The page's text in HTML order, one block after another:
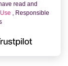
read and
, Responsible